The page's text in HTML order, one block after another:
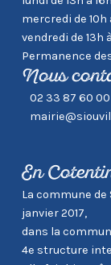
mercredi de 10h
vendredi de 13h
Permanence
Nous
02 33 87 60 00
En
La commune de
janvier 2017,
dans la
4e structure